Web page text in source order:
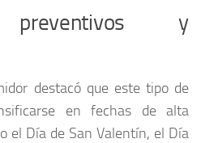
preventivos y
destacó que este tipo de
en fechas de alta
el Día de San Valentín, el Día